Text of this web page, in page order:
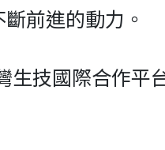
前進的動力。
生技國際合作平